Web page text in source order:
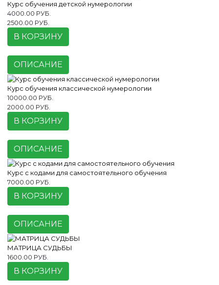
Курс обучения детской нумерологии
4000.00 РУБ.
2500.00 РУБ.
В КОРЗИНУ
ОПИСАНИЕ
Курс обучения классической нумерологии
10000.00 РУБ.
2000.00 РУБ.
В КОРЗИНУ
ОПИСАНИЕ
Курс с кодами для самостоятельного обучения
7000.00 РУБ.
В КОРЗИНУ
ОПИСАНИЕ
МАТРИЦА СУДЬБЫ
1600.00 РУБ.
В КОРЗИНУ